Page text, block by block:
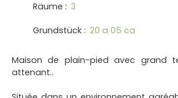
Räume : 3
Grundstück : 20 a 05 ca
Maison de plain-pied avec grand
attenant..